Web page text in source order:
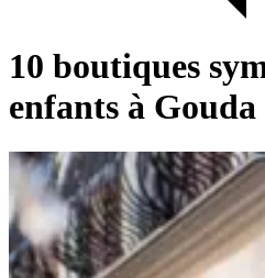
10 boutiques
enfants à Gouda